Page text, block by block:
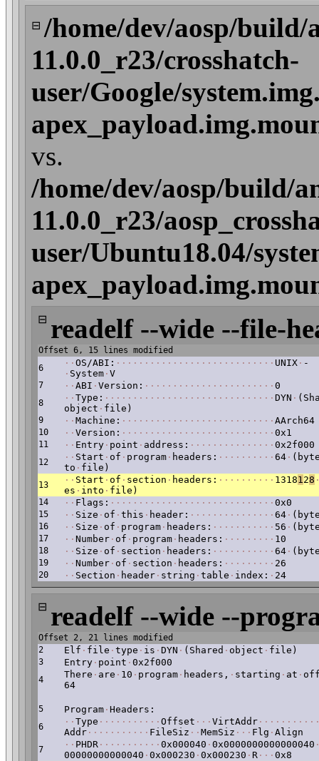
⊟ /home/dev/aosp/
11.0.0_r23/crosshatch-
user/Google/
vs.
/home/dev/aosp/build/
11.0.0_r23/
user/Ubuntu18.04/
⊟ readelf --wide --file-
Offset 6, 15 lines modified
6
· · OS/ABI: · · · · · · · · · · · · · · · · · · · · · · · · · · · · UNIX · -
· System · V
7 · · ABI · Version: · · · · · · · · · · · · · · · · · · · · · · · 0
8 · · Type: · · · · · · · · · · · · · · · · · · · · · · · · · · · · · · DYN ·
object · file)
9 · · Machine: · · · · · · · · · · · · · · · · · · · · · · · · · · · AArch64
10 · · Version: · · · · · · · · · · · · · · · · · · · · · · · · · · · 0x1
11 · · Entry · point · address: · · · · · · · · · · · · · · · 0x2f000
12 · · Start · of · program · headers: · · · · · · · · · · 64 ·
to · file)
13 · · Start · of · section · headers: · · · · · · · · · · 1318128
es · into · file)
14 · · Flags: · · · · · · · · · · · · · · · · · · · · · · · · · · · · · 0x0
15 · · Size · of · this · header: · · · · · · · · · · · · · · · 64 ·
16 · · Size · of · program · headers: · · · · · · · · · · · 56 ·
17 · · Number · of · program · headers: · · · · · · · · · 10
18 · · Size · of · section · headers: · · · · · · · · · · · 64 ·
19 · · Number · of · section · headers: · · · · · · · · · 26
20 · · Section · header · string · table · index: · 24
⊟ readelf --wide --
Offset 2, 21 lines modified
2
Elf · file · type · is · DYN · (Shared · object · file)
3 Entry · point · 0x2f000
4 There · are · 10 · program · headers, · starting · at ·
64
5 Program · Headers:
6 · · Type · · · · · · · · · · · Offset · · · VirtAddr · · · · · · · · · ·
Addr · · · · · · · · · · · FileSiz · · MemSiz · · · Flg · Align
7 · · PHDR · · · · · · · · · · · 0x000040 · 0x0000000000000040
00000000000040 · 0x000230 · 0x000230 · R · · · 0x8